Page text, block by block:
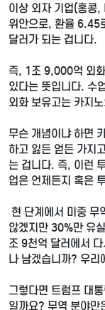
이상 외자 기업(홍콩
위안으로, 환율 6.45
달러가 되는 겁니다.
즉, 1조 9,000억 외
있다는 뜻입니다. 수
외화 보유고는 카지
무슨 개념이냐 하면
하고 잃든 얻든 가지
는 겁니다. 즉, 이런
업은 언제든지 혹은
현 단계에서 미중 무
않겠지만 30%만 유
조 9천억 달러에서
나 남겠습니까? 우리
그렇다면 트럼프 대
일까요? 무역 분야만